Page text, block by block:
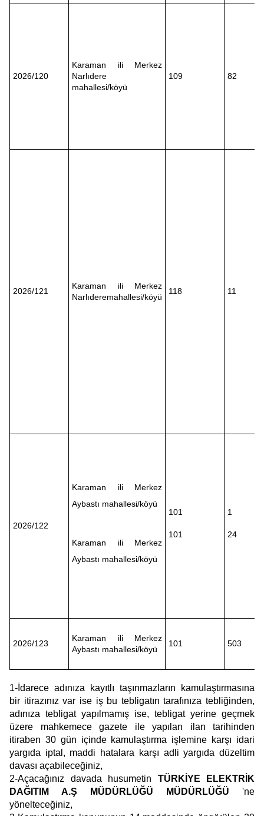
2026/120
Karaman ili Merkez
Narlıdere
mahallesi/köyü
109 82
2026/121
Karaman ili Merkez
Narlıderemahallesi/köyü
118 11
2026/122
Karaman ili Merkez
Aybastı mahallesi/köyü
Karaman ili Merkez
Aybastı mahallesi/köyü
101
101
1
24
2026/123
Karaman ili Merkez
Aybastı mahallesi/köyü
101 503
1-İdarece adınıza kayıtlı taşınmazların kamulaştırmasına
bir itirazınız var ise iş bu tebligatın tarafınıza tebliğinden,
adınıza tebligat yapılmamış ise, tebligat yerine geçmek
üzere mahkemece gazete ile yapılan ilan tarihinden
itiraben 30 gün içinde kamulaştırma işlemine karşı idari
yargıda iptal, maddi hatalara karşı adli yargıda düzeltim
davası açabileceğiniz,
2-Açacağınız davada husumetin TÜRKİYE ELEKTRİK
DAĞITIM A.Ş MÜDÜRLÜĞÜ MÜDÜRLÜĞÜ 'ne
yönelteceğiniz,